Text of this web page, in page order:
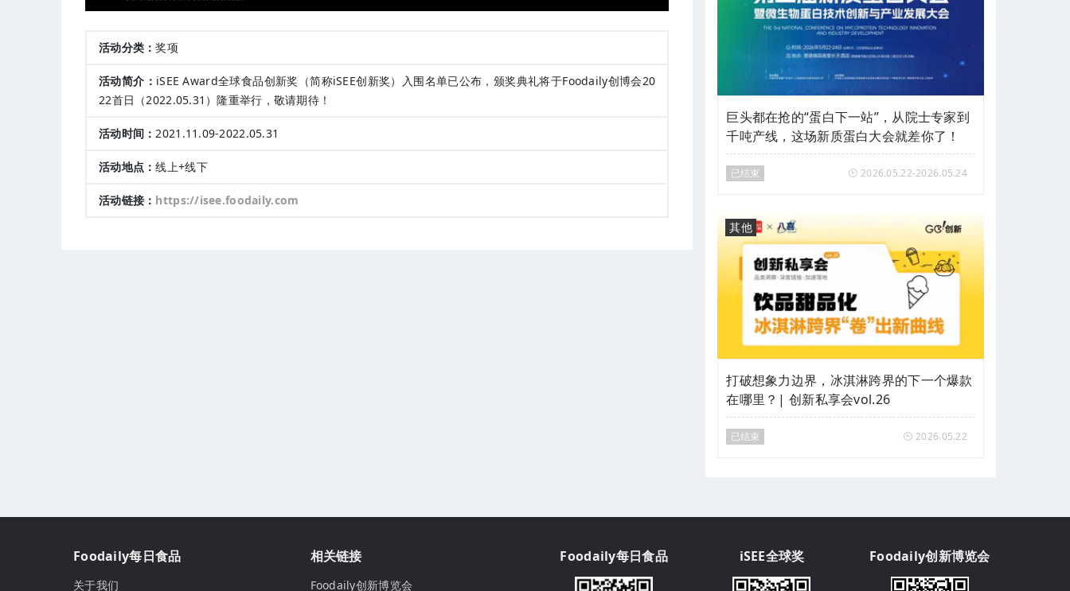
活动分类：奖项
活动简介： iSEE Award全球食品创新奖（简称iSEE创新奖）入围名单已公布，颁奖典礼将于Foodaily创博会20
22首日（2022.05.31）隆重举行，敬请期待！
活动时间：2021.11.09-2022.05.31
活动地点：线上+线下
活动链接： https://isee.foodaily.com
巨头都在抢的“蛋白下一站”，从院士专家到
千吨产线，这场新质蛋白大会就差你了！
已结束 2026.05.22-2026.05.24
其他
打破想象力边界，冰淇淋跨界的下一个爆款
在哪里？| 创新私享会vol.26
已结束 2026.05.22
Foodaily每日食品
关于我们
相关链接
Foodaily创新博览会
Foodaily每日食品 iSEE全球奖 Foodaily创新博览会